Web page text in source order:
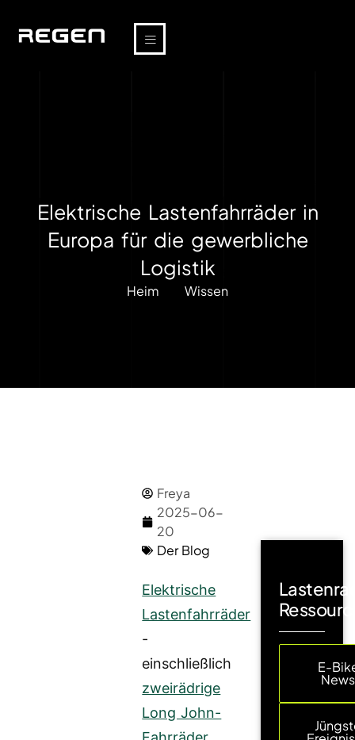
Elektrische Lastenfahrräder in
Europa für die gewerbliche
Logistik
Heim Wissen
Freya
2025-06-
20
Der Blog
Elektrische
Lastenfahrräder
-
einschließlich
zweirädrige
Long John-
E-
News